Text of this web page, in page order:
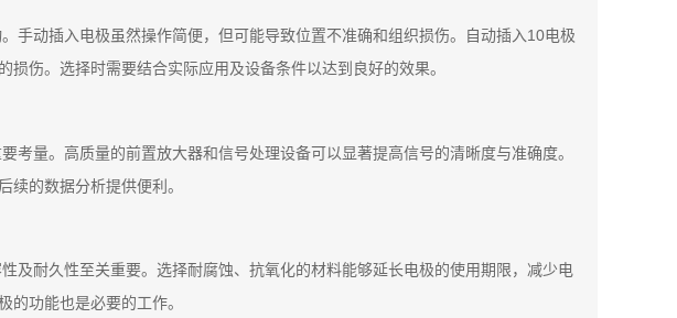
手动插入电极虽然操作简便，但可能导致位置不准确和组织损伤。自动插入10电极
伤。选择时需要结合实际应用及设备条件以达到良好的效果。
考量。高质量的前置放大器和信号处理设备可以显著提高信号的清晰度与准确度。
续的数据分析提供便利。
及耐久性至关重要。选择耐腐蚀、抗氧化的材料能够延长电极的使用期限，减少电
的功能也是必要的工作。